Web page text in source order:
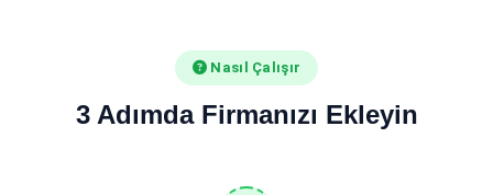
Nasıl Çalışır
3 Adımda Firmanızı Ekleyin